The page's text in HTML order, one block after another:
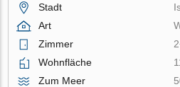
Stadt
Art
Zimmer
Wohnfläche
Zum Meer